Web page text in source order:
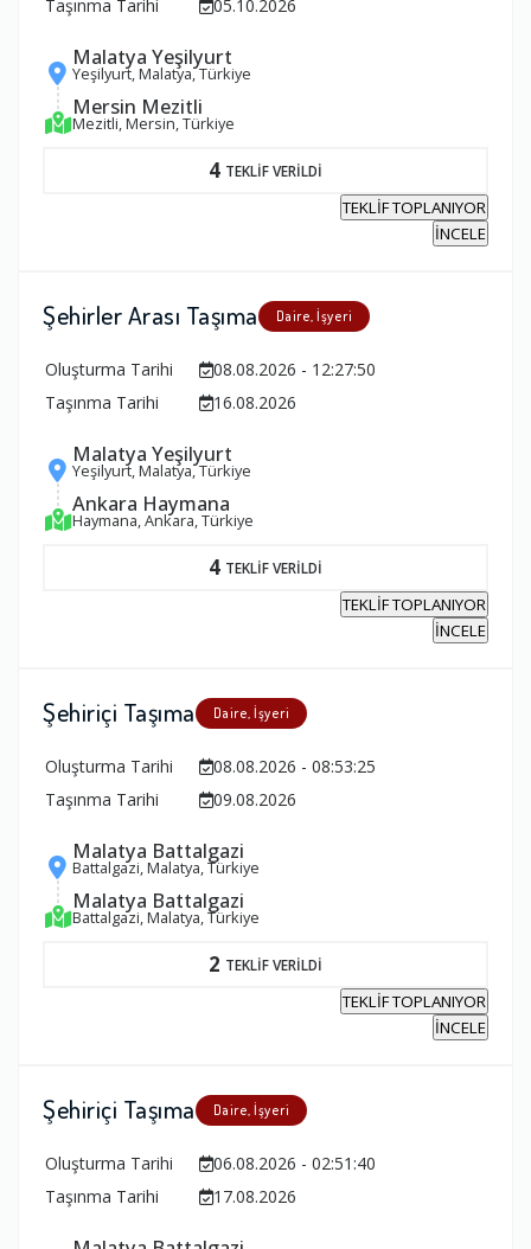
Taşınma Tarihi
05.10.2026
Malatya Yeşilyurt
Yeşilyurt, Malatya, Türkiye
Mersin Mezitli
Mezitli, Mersin, Türkiye
4 TEKLİF VERİLDİ
TEKLİF TOPLANIYOR
İNCELE
Şehirler Arası Taşıma Daire, İşyeri
Oluşturma Tarihi
08.08.2026 - 12:27:50
Taşınma Tarihi
16.08.2026
Malatya Yeşilyurt
Yeşilyurt, Malatya, Türkiye
Ankara Haymana
Haymana, Ankara, Türkiye
4 TEKLİF VERİLDİ
TEKLİF TOPLANIYOR
İNCELE
Şehiriçi Taşıma Daire, İşyeri
Oluşturma Tarihi
08.08.2026 - 08:53:25
Taşınma Tarihi
09.08.2026
Malatya Battalgazi
Battalgazi, Malatya, Türkiye
Malatya Battalgazi
Battalgazi, Malatya, Türkiye
2 TEKLİF VERİLDİ
TEKLİF TOPLANIYOR
İNCELE
Şehiriçi Taşıma Daire, İşyeri
Oluşturma Tarihi
06.08.2026 - 02:51:40
Taşınma Tarihi
17.08.2026